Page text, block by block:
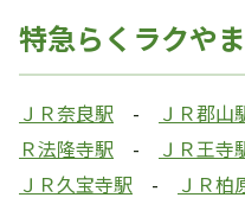
特急らくラクや
ＪＲ奈良駅 - ＪＲ郡山
Ｒ法隆寺駅 - ＪＲ王寺
ＪＲ久宝寺駅 - ＪＲ柏